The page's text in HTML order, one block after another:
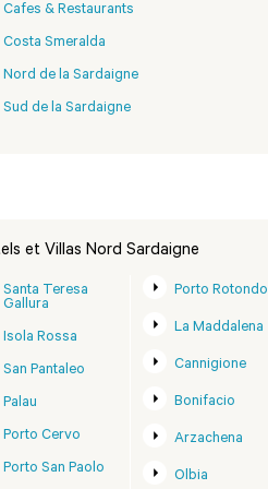
Cafes & Restaurants
Costa Smeralda
Nord de la Sardaigne
Sud de la Sardaigne
et Villas Nord Sardaigne
Santa Teresa
Gallura
Isola Rossa
San Pantaleo
Palau
Porto Cervo
Porto San Paolo
Porto Rotondo
La Maddalena
Cannigione
Bonifacio
Arzachena
Olbia